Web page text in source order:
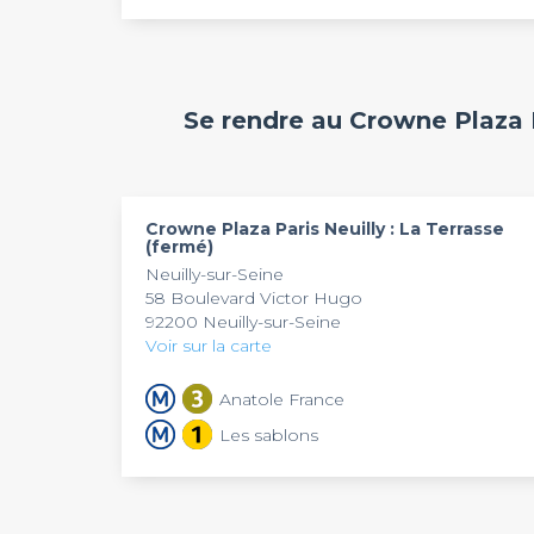
d'entreprise festifs. Toute l'équipe du Crowne
Se rendre au Crowne
Crowne Plaza Paris Neuilly : La Terrasse
(fermé)
Neuilly-sur-Seine
58 Boulevard Victor Hugo
92200 Neuilly-sur-Seine
Voir sur la carte
Anatole France
Les sablons